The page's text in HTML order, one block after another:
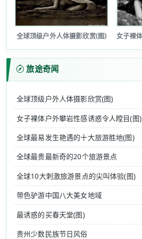
全球顶级户外人体摄影欣赏(图)
旅途奇闻
全球顶级户外人体摄影欣赏(图)
女子裸体户外攀岩性感诱惑令人瞠目(图)
全球最易发生艳遇的十大旅游胜地(图)
全球最贵最新奇的20个旅游景点
全球10大刺激旅游景点的尖叫体验(图)
带色驴游中国八大美女地域
最诱惑的买春天堂(图)
贵州少数民族节日风俗